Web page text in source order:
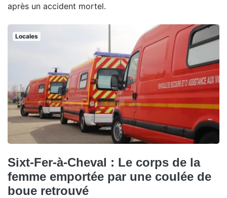
après un accident mortel.
Locales
Sixt-Fer-à-Cheval : Le corps de la
femme emportée par une coulée de
boue retrouvé